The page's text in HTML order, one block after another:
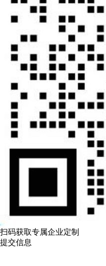
扫码获取专属企业定制
提交信息